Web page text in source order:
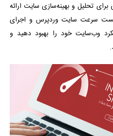
تحلیل و بهینه‌سازی سایت ارائه
تست سرعت سایت وردپرس و اجرای
وب‌سایت خود را بهبود دهید و